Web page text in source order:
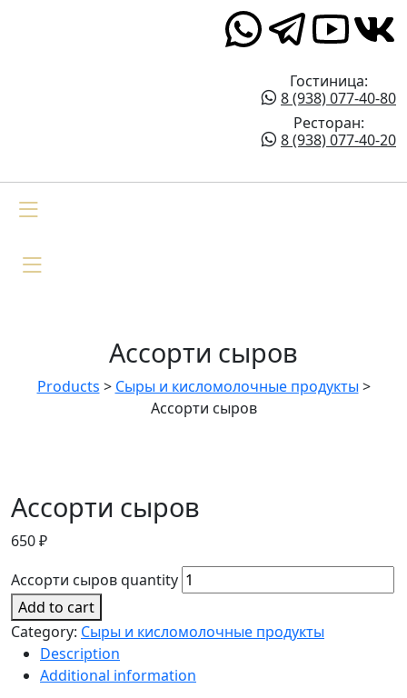
Гостиница:
8 (938) 077-40-80
Ресторан:
8 (938) 077-40-20
Ассорти сыров
Products > Сыры и кисломолочные продукты >
Ассорти сыров
Ассорти сыров
650₽
Ассорти сыров quantity
Add to cart
Category: Сыры и кисломолочные продукты
Description
Additional information